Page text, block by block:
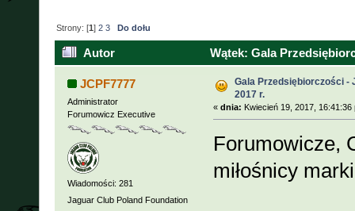
Strony: [1]2 3 Do dołu
Autor Wątek: Gala
JCPF7777
Administrator
Forumowicz Executive
Wiadomości: 281
Jaguar Club Poland Foundation
Gala Przedsiębiorczości -
2017 r.
« dnia: Kwiecień 19, 2017, 16:41:36
Forumowicze,
miłośnicy